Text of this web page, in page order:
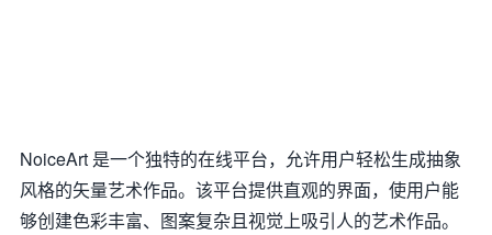
NoiceArt 是一个独特的在线平台，允许用户轻松生成抽象
风格的矢量艺术作品。该平台提供直观的界面，使用户能
够创建色彩丰富、图案复杂且视觉上吸引人的艺术作品。